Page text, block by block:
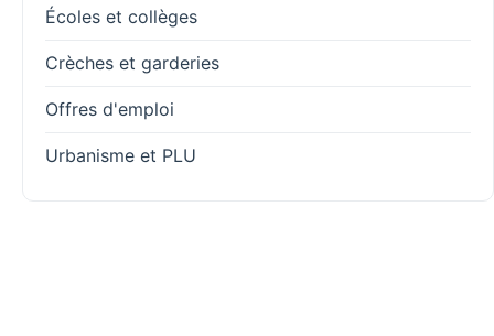
Écoles et collèges
Crèches et garderies
Offres d'emploi
Urbanisme et PLU